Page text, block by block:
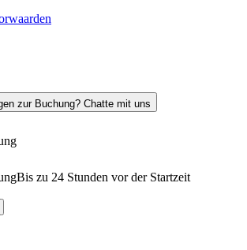
zur Buchung? Chatte mit uns
Bis zu 24 Stunden vor der Startzeit